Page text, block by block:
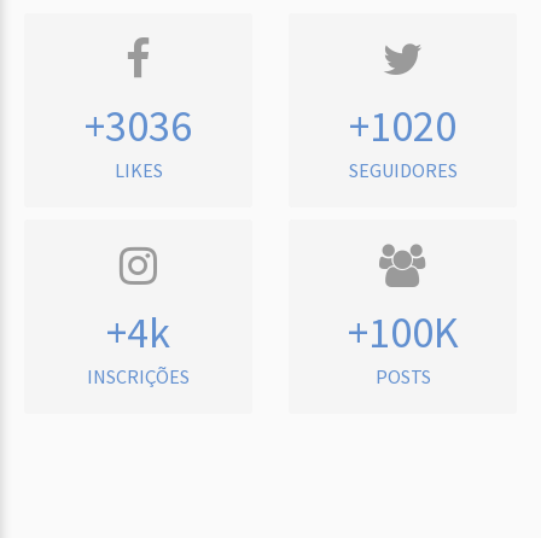
+3036
LIKES
+1020
SEGUIDORES
+4k
INSCRIÇÕES
+100K
POSTS